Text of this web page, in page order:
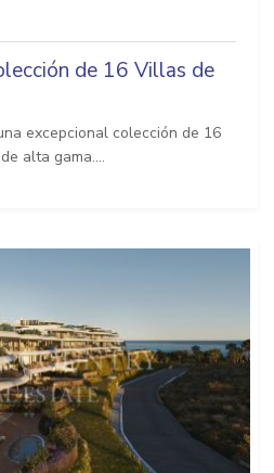
de 16 Villas de
excepcional colección de 16
alta gama....